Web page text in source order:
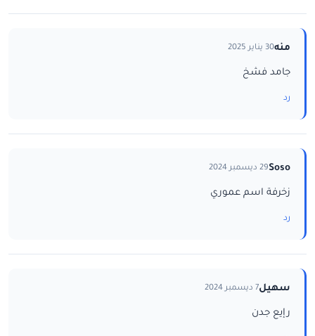
منه30 يناير 2025
جامد فشخ
رد
Soso29 ديسمبر 2024
زخرفة اسم عموري
رد
سهيل7 ديسمبر 2024
رإيع جدن